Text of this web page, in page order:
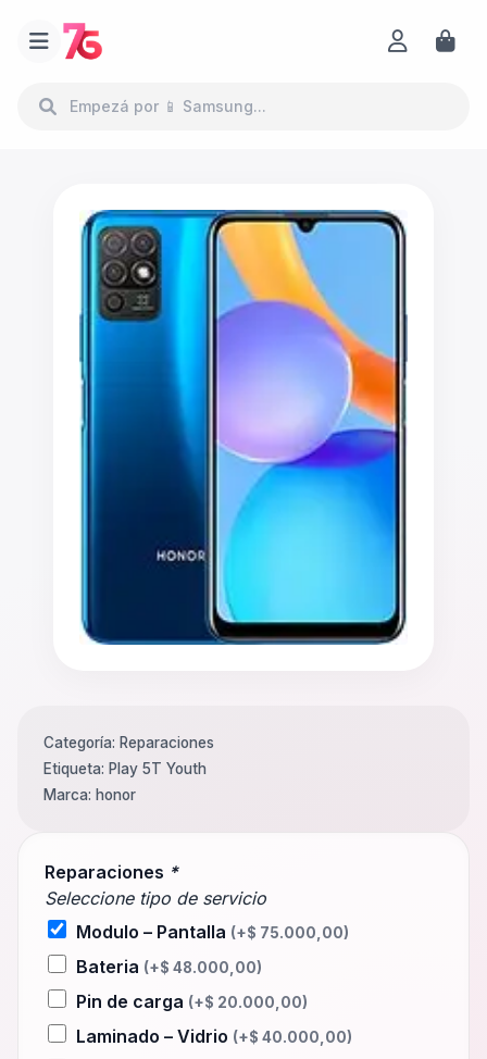
Reparaciones *
Seleccione tipo de servicio
Modulo – Pantalla (+$ 75.000,00)
Bateria (+$ 48.000,00)
Pin de carga (+$ 20.000,00)
Laminado – Vidrio (+$ 40.000,00)
Categoría: Reparaciones
Etiqueta: Play 5T Youth
Marca: honor